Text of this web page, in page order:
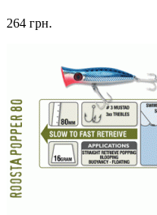
264 грн.